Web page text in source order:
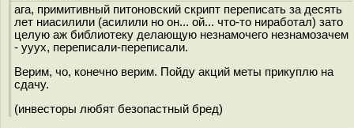
ага, примитивный питоновский скрипт переписать за десять
лет ниасилили (асилили но он... ой... что-то ниработал) зато
целую аж библиотеку делающую незнамочего незнамозачем
- ууух, переписали-переписали.
Верим, чо, конечно верим. Пойду акций меты прикуплю на
сдачу.
(инвесторы любят безопастный бред)